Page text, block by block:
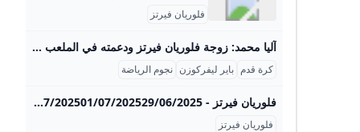
فلوريان فيرتز
آليا محمد: زوجة فلوريان فيرتز ودعمته في الملعب زوجة فلوريان فيرتز هي آليا محمد، وهي شخصية تحافظ على خصوصيتها رغم تزايد شهرتها. آليا هي مؤثرة ومدونة لديها جمهور متزايد على منصة تيك توك، حيث تمتلك حوالي 117 ألف متابع. وهي معروفة بجمالها اللافت الذي جذب الانتباه إلى جانب فيرتز. لم تُكشف الكثير من التفاصيل عن حياتها الشخصية، لكنها أصبحت معروفة لدى الجمهور بعد تأكيد علاقتهما في 2023 عندما تم رصدها مع فلوريان في المقصورة خلال مباراة فريق باير ليفركوزن ضد لايبزيغ، مما أثار العديد من الشائعات في ذلك الوقت.
كرة قدم باير ليفركوزن نجوم الرياضة
فلوريان فيرتز - 365Scores 05/08/202505/08/202501/08/202531/07/202526/07/202520/07/202502/09/202517/07/202501/07/202529/06/2025
فلوريان فيرتز